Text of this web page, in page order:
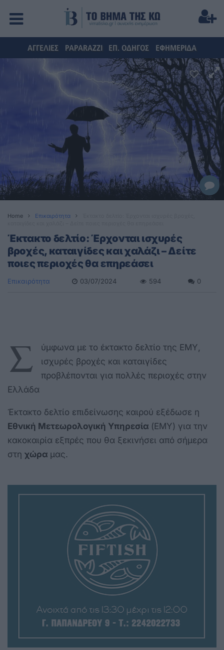
ΑΓΓΕΛΙΕΣ PAPARAZZI ΕΠ. ΟΔΗΓΟΣ ΕΦΗΜΕΡΙΔΑ
Home Επικαιρότητα
Έκτακτο δελτίο: Έρχονται ισχυρές
βροχές, καταιγίδες και χαλάζι – Δείτε
ποιες περιοχές θα επηρεάσει
Επικαιρότητα 03/07/2024 594 0
Σ
ύμφωνα με το έκτακτο δελτίο της ΕΜΥ,
ισχυρές βροχές και καταιγίδες
προβλέπονται για πολλές περιοχές στην
Ελλάδα
Έκτακτο δελτίο επιδείνωσης καιρού εξέδωσε η
Εθνική Μετεωρολογική Υπηρεσία (ΕΜΥ) για την
κακοκαιρία εξπρές που θα ξεκινήσει από σήμερα
στη χώρα μας.